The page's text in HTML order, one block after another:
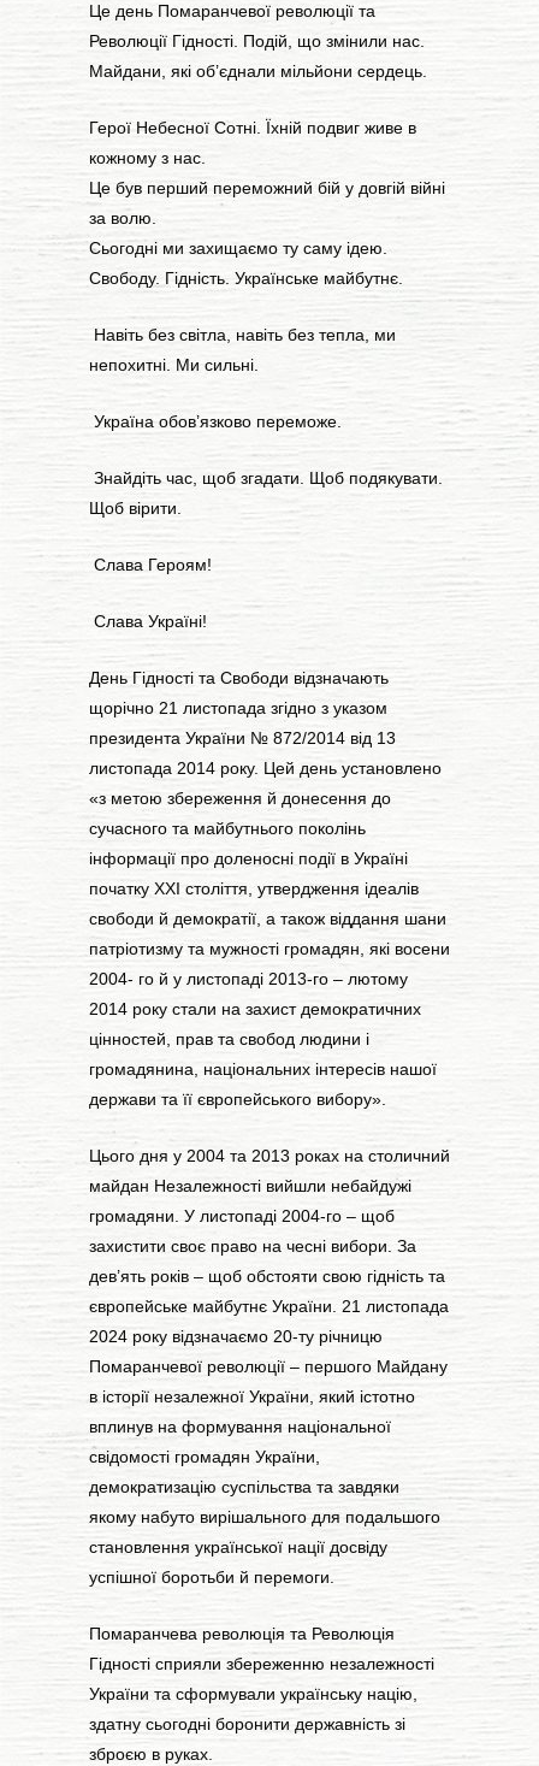
Це день Помаранчевої революції та
Революції Гідності. Подій, що змінили нас.
Майдани, які об’єднали мільйони сердець.
Герої Небесної Сотні. Їхній подвиг живе в
кожному з нас.
Це був перший переможний бій у довгій війні
за волю.
Сьогодні ми захищаємо ту саму ідею.
Свободу. Гідність. Українське майбутнє.
Навіть без світла, навіть без тепла, ми
непохитні. Ми сильні.
Україна обов’язково переможе.
Знайдіть час, щоб згадати. Щоб подякувати.
Щоб вірити.
Слава Героям!
Слава Україні!
День Гідності та Свободи відзначають
щорічно 21 листопада згідно з указом
президента України № 872/2014 від 13
листопада 2014 року. Цей день установлено
«з метою збереження й донесення до
сучасного та майбутнього поколінь
інформації про доленосні події в Україні
початку ХХІ століття, утвердження ідеалів
свободи й демократії, а також віддання шани
патріотизму та мужності громадян, які восени
2004- го й у листопаді 2013-го – лютому
2014 року стали на захист демократичних
цінностей, прав та свобод людини і
громадянина, національних інтересів нашої
держави та її європейського вибору».
Цього дня у 2004 та 2013 роках на столичний
майдан Незалежності вийшли небайдужі
громадяни. У листопаді 2004-го – щоб
захистити своє право на чесні вибори. За
дев’ять років – щоб обстояти свою гідність та
європейське майбутнє України. 21 листопада
2024 року відзначаємо 20-ту річницю
Помаранчевої революції – першого Майдану
в історії незалежної України, який істотно
вплинув на формування національної
свідомості громадян України,
демократизацію суспільства та завдяки
якому набуто вирішального для подальшого
становлення української нації досвіду
успішної боротьби й перемоги.
Помаранчева революція та Революція
Гідності сприяли збереженню незалежності
України та сформували українську націю,
здатну сьогодні боронити державність зі
зброєю в руках.